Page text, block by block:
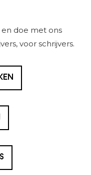
en doe met ons
voor schrijvers.